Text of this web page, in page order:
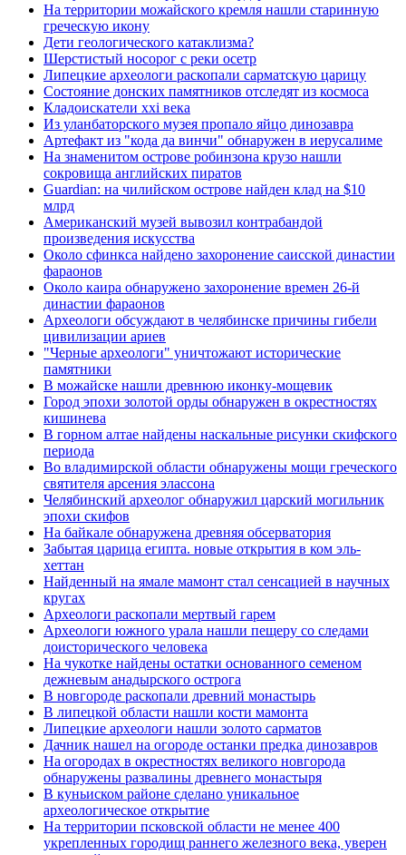
На территории можайского кремля нашли старинную
греческую икону
Дети геологического катаклизма?
Шерстистый носорог с реки осетр
Липецкие археологи раскопали сарматскую царицу
Состояние донских памятников отследят из космоса
Кладоискатели xxi века
Из уланбаторского музея пропало яйцо динозавра
Артефакт из "кода да винчи" обнаружен в иерусалиме
На знаменитом острове робинзона крузо нашли
сокровища английских пиратов
Guardian: на чилийском острове найден клад на $10
млрд
Американский музей вывозил контрабандой
произведения искусства
Около сфинкса найдено захоронение саисской династии
фараонов
Около каира обнаружено захоронение времен 26-й
династии фараонов
Археологи обсуждают в челябинске причины гибели
цивилизации ариев
"Черные археологи" уничтожают исторические
памятники
В можайске нашли древнюю иконку-мощевик
Город эпохи золотой орды обнаружен в окрестностях
кишинева
В горном алтае найдены наскальные рисунки скифского
периода
Во владимирской области обнаружены мощи греческого
святителя арсения элассона
Челябинский археолог обнаружил царский могильник
эпохи скифов
На байкале обнаружена древняя обсерватория
Забытая царица египта. новые открытия в ком эль-
хеттан
Найденный на ямале мамонт стал сенсацией в научных
кругах
Археологи раскопали мертвый гарем
Археологи южного урала нашли пещеру со следами
доисторического человека
На чукотке найдены остатки основанного семеном
дежневым анадырского острога
В новгороде раскопали древний монастырь
В липецкой области нашли кости мамонта
Липецкие археологи нашли золото сарматов
Дачник нашел на огороде останки предка динозавров
На огородах в окрестностях великого новгорода
обнаружены развалины древнего монастыря
В куньиском районе сделано уникальное
археологическое открытие
На территории псковской области не менее 400
укрепленных городищ раннего железного века, уверен